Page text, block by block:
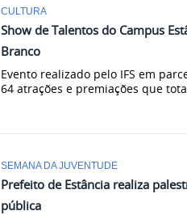
CULTURA
Show de Talentos do Campus
Branco
Evento realizado pelo IFS em
64 atrações e premiações que
SEMANA DA JUVENTUDE
Prefeito de Estância realiza
pública